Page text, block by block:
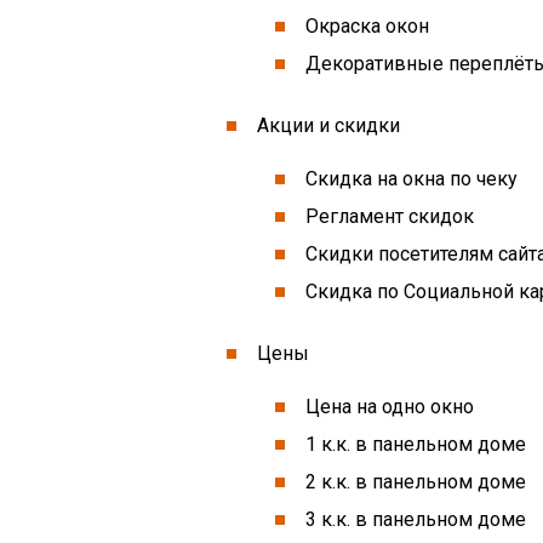
Окраска окон
Декоративные
Акции и скидки
Скидка на окна по чеку
Регламент скидок
Скидки посетителям
Скидка по Социальной
Цены
Цена на одно окно
1 к.к. в панельном доме
2 к.к. в панельном доме
3 к.к. в панельном доме